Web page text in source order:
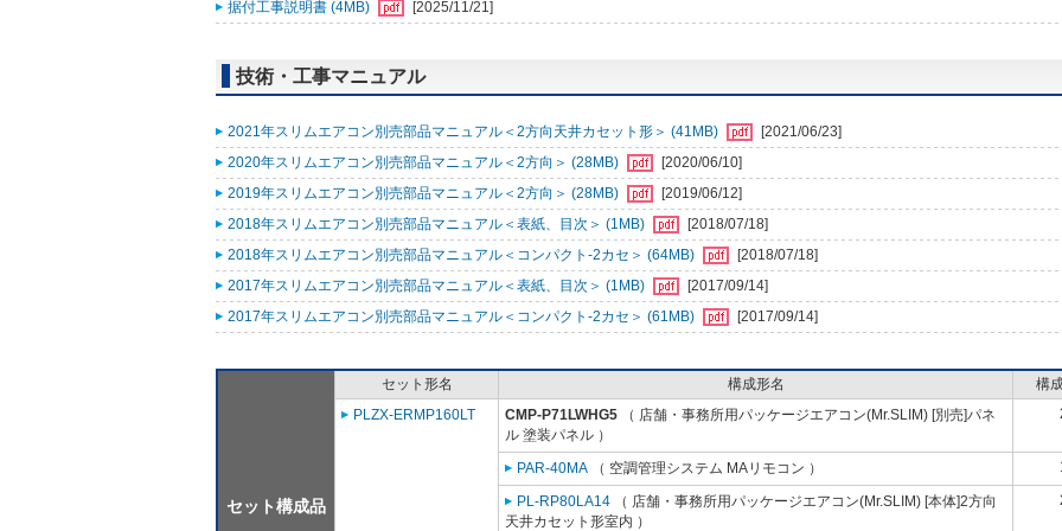
据付工事説明書 (4MB) [2025/11/21]
技術・工事マニュアル
2021年スリムエアコン別売部品マニュアル＜2方向天井カセット形＞ (41MB)
[2021/06/23]
2020年スリムエアコン別売部品マニュアル＜2方向＞ (28MB)
[2020/06/10]
2019年スリムエアコン別売部品マニュアル＜2方向＞ (28MB)
[2019/06/12]
2018年スリムエアコン別売部品マニュアル＜表紙、目次＞ (1MB)
[2018/07/18]
2018年スリムエアコン別売部品マニュアル＜コンパクト-2カセ＞ (64MB)
[2018/07/18]
2017年スリムエアコン別売部品マニュアル＜表紙、目次＞ (1MB)
[2017/09/14]
2017年スリムエアコン別売部品マニュアル＜コンパクト-2カセ＞ (61MB)
[2017/09/14]
セット構成品
セット形名 構成形名
構
PLZX-ERMP160LT
CMP-P71LWHG5 （ 店舗・事務所用パッケージエアコン(Mr.SLIM) [別売]パネ
ル 塗装パネル ）
PAR-40MA （ 空調管理システム MAリモコン ）
PL-RP80LA14 （ 店舗・事務所用パッケージエアコン(Mr.SLIM) [本体]2方向
天井カセット形室内 ）